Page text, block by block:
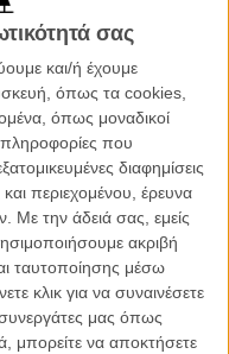
σας
και/ή έχουμε
όπως τα cookies,
όπως μοναδικοί
που
διαφημίσεις
περιεχομένου, έρευνα
Με την άδειά σας, εμείς
ακριβή
ταυτοποίησης μέσω
κλικ για να συναινέσετε
μας όπως
μπορείτε να αποκτήσετε
που στο τέλος όμως
Ευρώπη και Αμερική θα
Έλληνες
να αφηγηθούν τις ερωτικές
και ξένους πολίτες
ένας διαφορετικός τίτλος.
πάνω στο αιώνιο θέμα του
ο Χριστόφορος
βρίσκεται στα
ενώ το δεύτερο και το
Στην πρώτη αυτή ιστορία
η πρωτοεμφανιζόμενη